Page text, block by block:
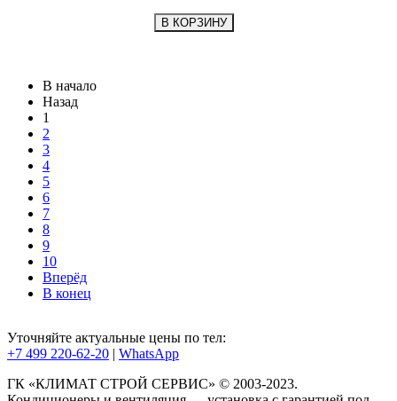
В начало
Назад
1
2
3
4
5
6
7
8
9
10
Вперёд
В конец
Уточняйте актуальные цены по тел:
+7 499 220-62-20 | WhatsАpp
ГК «КЛИМАТ СТРОЙ СЕРВИС» © 2003-2023.